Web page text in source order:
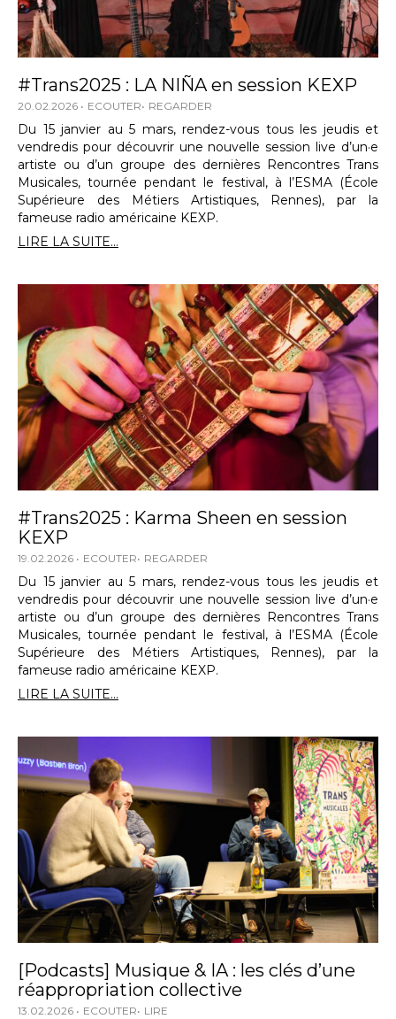
#Trans2025 : LA NIÑA en session KEXP
20.02.2026 ECOUTER REGARDER
Du 15 janvier au 5 mars, rendez-vous tous les jeudis et
vendredis pour découvrir une nouvelle session live d’un·e
artiste ou d’un groupe des dernières Rencontres Trans
Musicales, tournée pendant le festival, à l’ESMA (École
Supérieure des Métiers Artistiques, Rennes), par la
fameuse radio américaine KEXP.
LIRE LA SUITE...
#Trans2025 : Karma Sheen en session
KEXP
19.02.2026 ECOUTER REGARDER
Du 15 janvier au 5 mars, rendez-vous tous les jeudis et
vendredis pour découvrir une nouvelle session live d’un·e
artiste ou d’un groupe des dernières Rencontres Trans
Musicales, tournée pendant le festival, à l’ESMA (École
Supérieure des Métiers Artistiques, Rennes), par la
fameuse radio américaine KEXP.
LIRE LA SUITE...
[Podcasts] Musique & IA : les clés d’une
réappropriation collective
13.02.2026 ECOUTER LIRE